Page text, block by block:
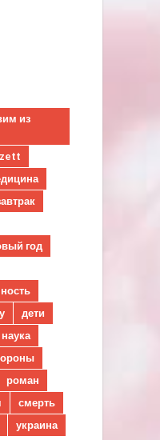
из
год
дети
наука
роман
смерть
украина